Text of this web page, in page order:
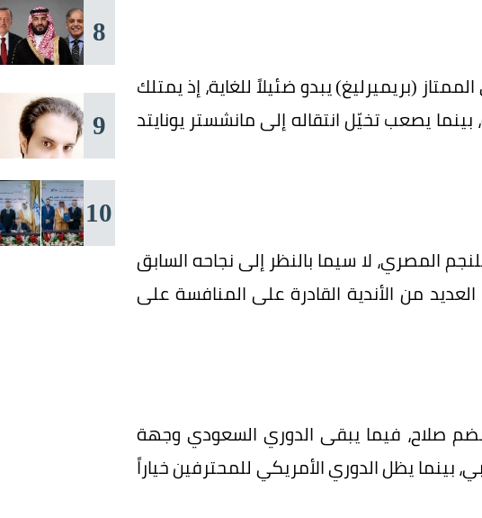
(بريميرليغ) يبدو ضئيلاً للغاية، إذ يمتلك
يصعب تخيّل انتقاله إلى مانشستر يونايتد
المصري، لا سيما بالنظر إلى نجاحه السابق
العديد من الأندية القادرة على المنافسة على
بضم صلاح، فيما يبقى الدوري السعودي وجهة
بينما يظل الدوري الأمريكي للمحترفين خياراً
8
9
10